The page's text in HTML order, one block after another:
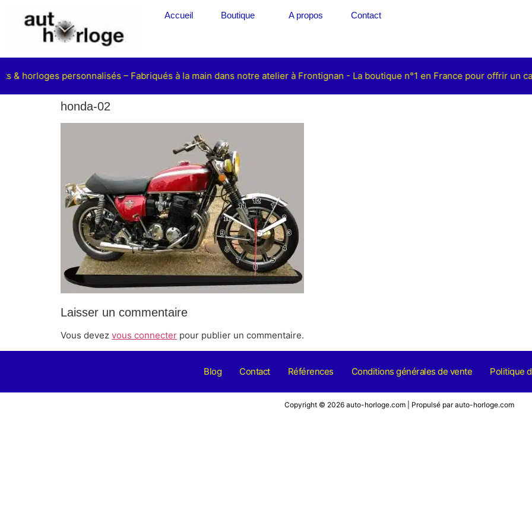
Accueil Boutique A propos Contact
& horloges personnalisés – Fabriqués à la main dans notre atelier à Frontignan - La boutique n°1 en France pour offrir un
honda-02
Laisser un commentaire
Vous devez vous connecter pour publier un commentaire.
Blog Contact Références Conditions générales de vente Politique
Copyright © 2026 auto-horloge.com | Propulsé par auto-horloge.com